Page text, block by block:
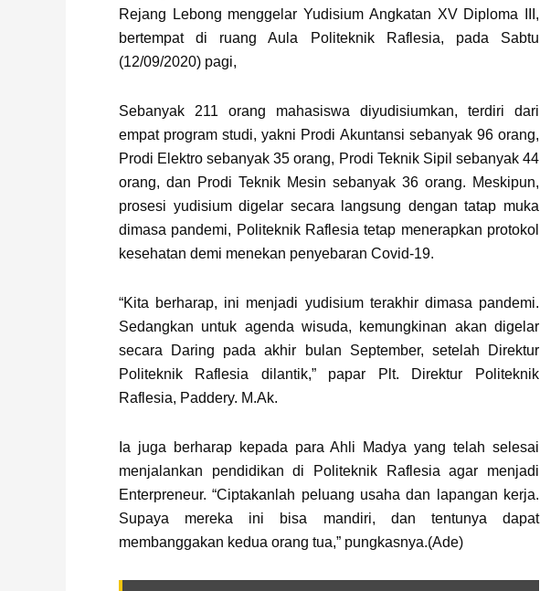
Rejang Lebong menggelar Yudisium Angkatan XV Diploma III,
bertempat di ruang Aula Politeknik Raflesia, pada Sabtu
(12/09/2020) pagi,
Sebanyak 211 orang mahasiswa diyudisiumkan, terdiri dari
empat program studi, yakni Prodi Akuntansi sebanyak 96 orang,
Prodi Elektro sebanyak 35 orang, Prodi Teknik Sipil sebanyak 44
orang, dan Prodi Teknik Mesin sebanyak 36 orang. Meskipun,
prosesi yudisium digelar secara langsung dengan tatap muka
dimasa pandemi, Politeknik Raflesia tetap menerapkan protokol
kesehatan demi menekan penyebaran Covid-19.
“Kita berharap, ini menjadi yudisium terakhir dimasa pandemi.
Sedangkan untuk agenda wisuda, kemungkinan akan digelar
secara Daring pada akhir bulan September, setelah Direktur
Politeknik Raflesia dilantik,” papar Plt. Direktur Politeknik
Raflesia, Paddery. M.Ak.
Ia juga berharap kepada para Ahli Madya yang telah selesai
menjalankan pendidikan di Politeknik Raflesia agar menjadi
Enterpreneur. “Ciptakanlah peluang usaha dan lapangan kerja.
Supaya mereka ini bisa mandiri, dan tentunya dapat
membanggakan kedua orang tua,” pungkasnya.(Ade)